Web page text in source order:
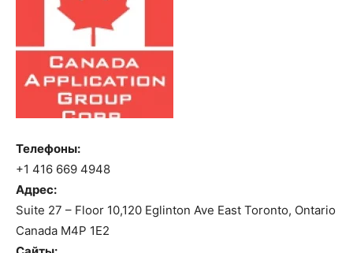
Телефоны:
+1 416 669 4948
Адрес:
Suite 27 – Floor 10,120 Eglinton Ave East Toronto, Ontario
Canada M4P 1E2